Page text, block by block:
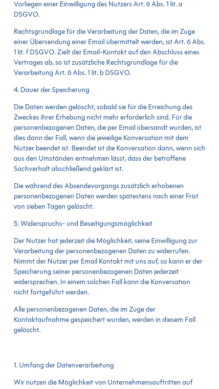
Vorliegen einer Einwilligung des Nutzers Art. 6 Abs. 1 lit. a
DSGVO.
Rechtsgrundlage für die Verarbeitung der Daten, die im Zuge
einer Übersendung einer Email übermittelt werden, ist Art. 6 Abs.
1 lit. f DSGVO. Zielt der Email-Kontakt auf den Abschluss eines
Vertrages ab, so ist zusätzliche Rechtsgrundlage für die
Verarbeitung Art. 6 Abs. 1 lit. b DSGVO.
4. Dauer der Speicherung
Die Daten werden gelöscht, sobald sie für die Erreichung des
Zweckes ihrer Erhebung nicht mehr erforderlich sind. Für die
personenbezogenen Daten, die per Email übersandt wurden, ist
dies dann der Fall, wenn die jeweilige Konversation mit dem
Nutzer beendet ist. Beendet ist die Konversation dann, wenn sich
aus den Umständen entnehmen lässt, dass der betroffene
Sachverhalt abschließend geklärt ist.
Die während des Absendevorgangs zusätzlich erhobenen
personenbezogenen Daten werden spätestens nach einer Frist
von sieben Tagen gelöscht.
5. Widerspruchs- und Beseitigungsmöglichkeit
Der Nutzer hat jederzeit die Möglichkeit, seine Einwilligung zur
Verarbeitung der personenbezogenen Daten zu widerrufen.
Nimmt der Nutzer per Email Kontakt mit uns auf, so kann er der
Speicherung seiner personenbezogenen Daten jederzeit
widersprechen. In einem solchen Fall kann die Konversation
nicht fortgeführt werden.
Alle personenbezogenen Daten, die im Zuge der
Kontaktaufnahme gespeichert wurden, werden in diesem Fall
gelöscht.
1. Umfang der Datenverarbeitung
Wir nutzen die Möglichkeit von Unternehmensauftritten auf